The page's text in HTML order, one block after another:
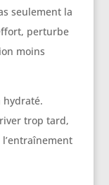
seulement la
perturbe
moins
hydraté.
trop tard,